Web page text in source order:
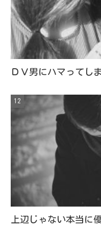
ＤＶ男にハマってし
上辺じゃない本当に